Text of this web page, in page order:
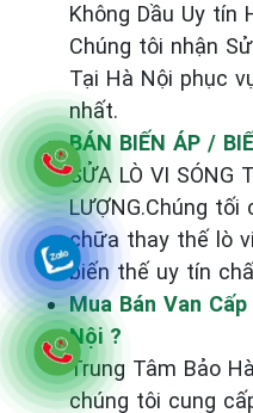
Không Dầu Uy tín
Chúng tôi nhận
Tại Hà Nội phục
nhất.
BÁN BIẾN ÁP /
SỬA LÒ VI SÓNG
LƯỢNG.Chúng
chữa thay thế lò
biến thế uy tín
Mua Bán Van
Nội ?
Trung Tâm Bảo
chúng tôi cung